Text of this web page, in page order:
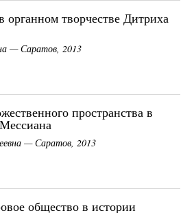
органном творчестве Дитриха
— Саратов, 2013
пространства в
— Саратов, 2013
общество в истории